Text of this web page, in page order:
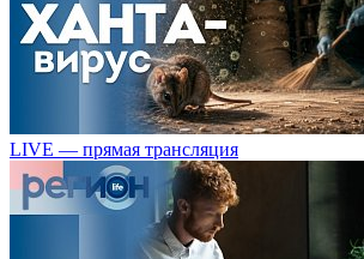
LIVE — прямая трансляция